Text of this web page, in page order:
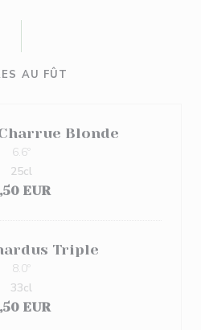
AU FÛT
Blonde
6.6º
EUR
25cl
Triple
8.0º
EUR
33cl